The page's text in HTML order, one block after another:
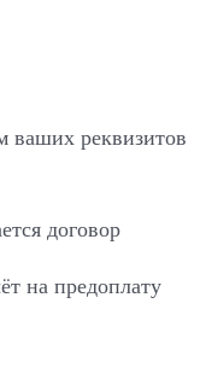
ваших реквизитов
договор
на предоплату